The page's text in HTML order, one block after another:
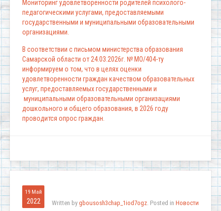
Мониторинг удовлетворенности родителей психолого-
педагогическими услугами, предоставляемыми
государственными и муниципальными образовательными
организациями.
В соответствии с письмом министерства образования
Самарской области от 24.03.2026г. № МО/404-ту
информируем о том, что в целях оценки
удовлетворенности граждан качеством образовательных
услуг, предоставляемых государственными и
муниципальными образовательными организациями
дошкольного и общего образования, в 2026 году
проводится опрос граждан.
19 Май
2022 Written by gbousosh3chap_1iod7ogz. Posted in Новости